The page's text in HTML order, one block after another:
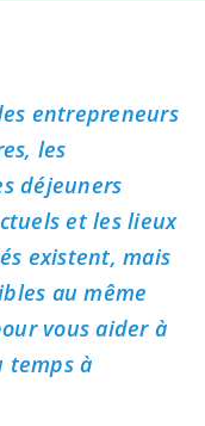
entrepreneurs
les
déjeuners
et les lieux
existent, mais
au même
vous aider à
temps à